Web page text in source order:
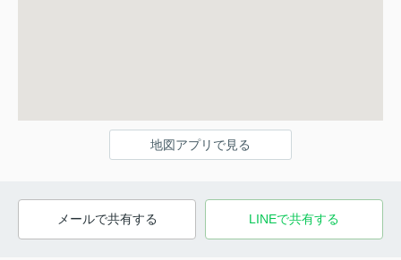
地図アプリで見る
メールで共有する LINEで共有する